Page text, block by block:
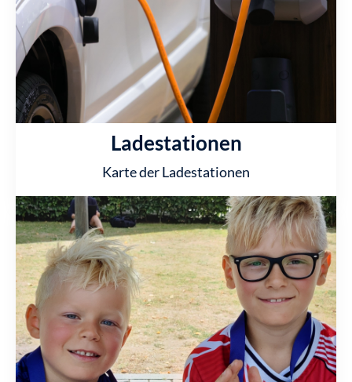
Ladestationen
Karte der Ladestationen